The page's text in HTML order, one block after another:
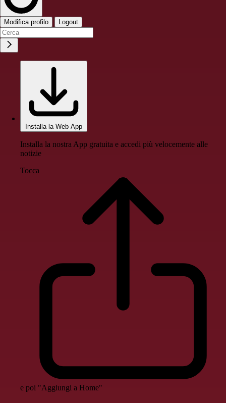
Modifica profilo Logout
Installa la Web App
Installa la nostra App gratuita e accedi più velocemente alle
notizie
Tocca
e poi "Aggiungi a Home"